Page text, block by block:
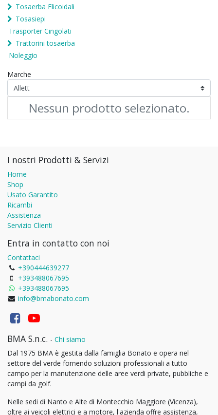
Tosaerba Elicoidali
Tosasiepi
Trasporter Cingolati
Trattorini tosaerba
Noleggio
Marche
Nessun prodotto selezionato.
I nostri Prodotti & Servizi
Home
Shop
Usato Garantito
Ricambi
Assistenza
Servizio Clienti
Entra in contatto con noi
Contattaci
+390444639277
+393488067695
+393488067695
info@bmabonato.com
BMA S.n.c. - Chi siamo
Dal 1975 BMA è gestita dalla famiglia Bonato e opera nel
settore del verde fornendo soluzioni professionali a tutto
campo per la manutenzione delle aree verdi private, pubbliche e
campi da golf.
Nelle sedi di Nanto e Alte di Montecchio Maggiore (Vicenza),
oltre ai veicoli elettrici e a motore, l'azienda offre assistenza,